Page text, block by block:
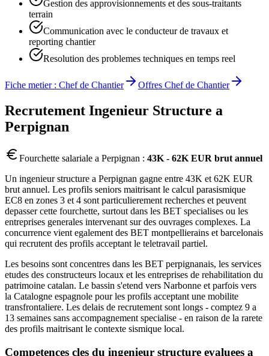
Gestion des approvisionnements et des sous-traitants
terrain
Communication avec le conducteur de travaux et
reporting chantier
Resolution des problemes techniques en temps reel
Fiche metier : Chef de Chantier Offres Chef de Chantier
Recrutement Ingenieur Structure a
Perpignan
Fourchette salariale a Perpignan : 43K - 62K EUR brut annuel
Un ingenieur structure a Perpignan gagne entre 43K et 62K EUR
brut annuel. Les profils seniors maitrisant le calcul parasismique
EC8 en zones 3 et 4 sont particulierement recherches et peuvent
depasser cette fourchette, surtout dans les BET specialises ou les
entreprises generales intervenant sur des ouvrages complexes. La
concurrence vient egalement des BET montpellierains et barcelonais
qui recrutent des profils acceptant le teletravail partiel.
Les besoins sont concentres dans les BET perpignanais, les services
etudes des constructeurs locaux et les entreprises de rehabilitation du
patrimoine catalan. Le bassin s'etend vers Narbonne et parfois vers
la Catalogne espagnole pour les profils acceptant une mobilite
transfrontaliere. Les delais de recrutement sont longs - comptez 9 a
13 semaines sans accompagnement specialise - en raison de la rarete
des profils maitrisant le contexte sismique local.
Competences cles du ingenieur structure evaluees a